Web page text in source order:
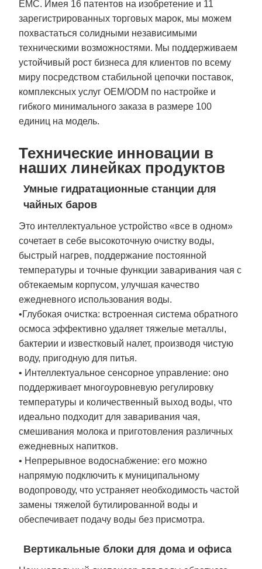
EMC. Имея 16 патентов на изобретение и 11
зарегистрированных торговых марок, мы можем
похвастаться солидными независимыми
техническими возможностями. Мы поддерживаем
устойчивый рост бизнеса для клиентов по всему
миру посредством стабильной цепочки поставок,
комплексных услуг OEM/ODM по настройке и
гибкого минимального заказа в размере 100
единиц на модель.
Технические инновации в
наших линейках продуктов
Умные гидратационные станции для
чайных баров
Это интеллектуальное устройство «все в одном»
сочетает в себе высокоточную очистку воды,
быстрый нагрев, поддержание постоянной
температуры и точные функции заваривания чая с
обтекаемым корпусом, улучшая качество
ежедневного использования воды.
•Глубокая очистка: встроенная система обратного
осмоса эффективно удаляет тяжелые металлы,
бактерии и известковый налет, производя чистую
воду, пригодную для питья.
• Интеллектуальное сенсорное управление: оно
поддерживает многоуровневую регулировку
температуры и количественный выход воды, что
идеально подходит для заваривания чая,
смешивания молока и приготовления различных
ежедневных напитков.
• Непрерывное водоснабжение: его можно
напрямую подключить к муниципальному
водопроводу, что устраняет необходимость частой
замены тяжелой бутилированной воды и
обеспечивает подачу воды без присмотра.
Вертикальные блоки для дома и офиса